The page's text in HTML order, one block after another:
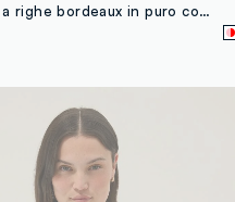
T-shirt rosa a righe bordeaux in puro cotone